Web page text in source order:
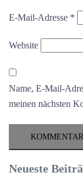
E-Mail-Adresse *
Website
Name, E-Mail-
meinen nächsten
Neueste